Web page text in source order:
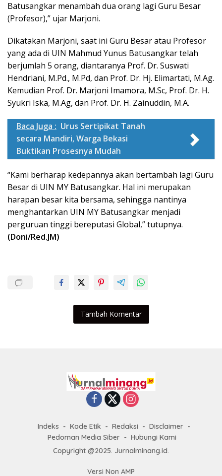
Batusangkar menambah dua orang lagi Guru Besar
(Profesor),” ujar Marjoni.
Dikatakan Marjoni, saat ini Guru Besar atau Profesor
yang ada di UIN Mahmud Yunus Batusangkar telah
berjumlah 5 orang, diantaranya Prof. Dr. Suswati
Hendriani, M.Pd., M.Pd, dan Prof. Dr. Hj. Elimartati, M.Ag.
Kemudian Prof. Dr. Marjoni Imamora, M.Sc, Prof. Dr. H.
Syukri Iska, M.Ag, dan Prof. Dr. H. Zainuddin, M.A.
Baca Juga : Urus Sertipikat Tanah
secara Mandiri, Warga Bekasi
Buktikan Prosesnya Mudah
“Kami berharap kedepannya akan bertambah lagi Guru
Besar di UIN MY Batusangkar. Hal ini merupakan
harapan besar kita bersama, sehingga nantinya
menghantarkan UIN MY Batusangkar menjadi
perguruan tinggi bereputasi Global,” tutupnya.
(Doni/Red.JM)
Tambah Komentar
Indeks Kode Etik Redaksi
Disclaimer
Pedoman Media Siber
Hubungi Kami
Copyright @2025. Jurnalminang.id.
Versi Non AMP